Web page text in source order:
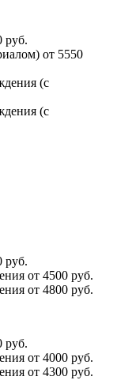
руб.
от 5550
(с
(с
руб.
от 4500 руб.
от 4800 руб.
руб.
от 4000 руб.
от 4300 руб.